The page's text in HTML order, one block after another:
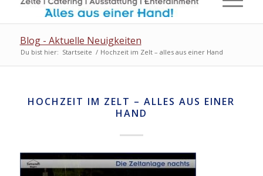
Blog - Aktuelle Neuigkeiten
Du bist hier: Startseite / Hochzeit im Zelt – alles aus einer Hand
HOCHZEIT IM ZELT – ALLES AUS EINER
HAND